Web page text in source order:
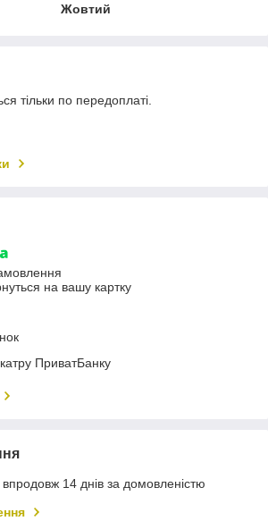
Жовтий
тільки по передоплаті.
на вашу картку
ПриватБанку
14 днів за домовленістю